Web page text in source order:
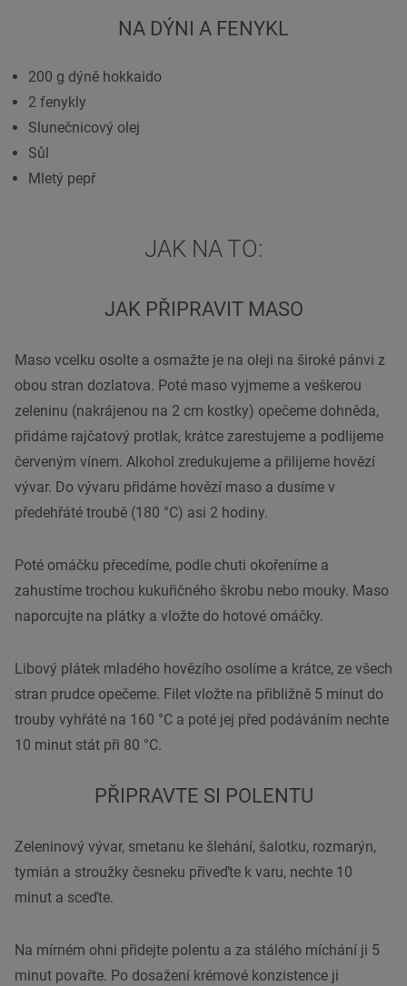
NA DÝNI A FENYKL
200 g dýně hokkaido
2 fenykly
Slunečnicový olej
Sůl
Mletý pepř
JAK NA TO:
JAK PŘIPRAVIT MASO
Maso vcelku osolte a osmažte je na oleji na široké pánvi z
obou stran dozlatova. Poté maso vyjmeme a veškerou
zeleninu (nakrájenou na 2 cm kostky) opečeme dohněda,
přidáme rajčatový protlak, krátce zarestujeme a podlijeme
červeným vínem. Alkohol zredukujeme a přilijeme hovězí
vývar. Do vývaru přidáme hovězí maso a dusíme v
předehřáté troubě (180 °C) asi 2 hodiny.
Poté omáčku přecedíme, podle chuti okořeníme a
zahustíme trochou kukuřičného škrobu nebo mouky. Maso
naporcujte na plátky a vložte do hotové omáčky.
Libový plátek mladého hovězího osolíme a krátce, ze všech
stran prudce opečeme. Filet vložte na přibližně 5 minut do
trouby vyhřáté na 160 °C a poté jej před podáváním nechte
10 minut stát při 80 °C.
PŘIPRAVTE SI POLENTU
Zeleninový vývar, smetanu ke šlehání, šalotku, rozmarýn,
tymián a stroužky česneku přiveďte k varu, nechte 10
minut a sceďte.
Na mírném ohni přidejte polentu a za stálého míchání ji 5
minut povařte. Po dosažení krémové konzistence ji